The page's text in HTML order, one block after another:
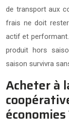
de transport aux
frais ne doit
actif et performant.
produit hors
saison survivra
Acheter à
économies